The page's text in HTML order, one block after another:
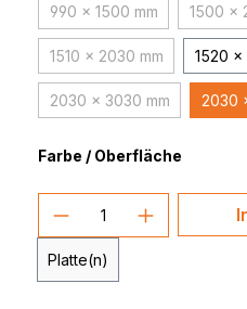
990 x 1500 mm
(Diese Option ist1500 x
1510 x 2030 mm
(Diese Option ist1520 x
2030 x 3030 mm
(Diese Option ist2030
Farbe / Oberfläche
Produkt Anzahl:
Platte(n)